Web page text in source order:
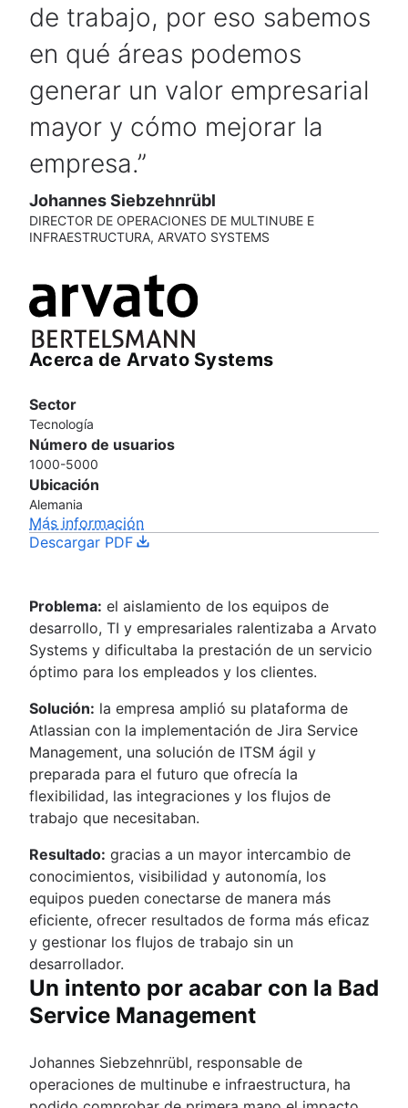
de trabajo, por eso sabemos
en qué áreas podemos
generar un valor empresarial
mayor y cómo mejorar la
empresa.
Johannes Siebzehnrübl
DIRECTOR DE OPERACIONES DE MULTINUBE E
INFRAESTRUCTURA, ARVATO SYSTEMS
Acerca de Arvato Systems
Sector
Tecnología
Número de usuarios
1000-5000
Ubicación
Alemania
Más información
Descargar PDF
Problema: el aislamiento de los equipos de
desarrollo, TI y empresariales ralentizaba a Arvato
Systems y dificultaba la prestación de un servicio
óptimo para los empleados y los clientes.
Solución: la empresa amplió su plataforma de
Atlassian con la implementación de Jira Service
Management, una solución de ITSM ágil y
preparada para el futuro que ofrecía la
flexibilidad, las integraciones y los flujos de
trabajo que necesitaban.
Resultado: gracias a un mayor intercambio de
conocimientos, visibilidad y autonomía, los
equipos pueden conectarse de manera más
eficiente, ofrecer resultados de forma más eficaz
y gestionar los flujos de trabajo sin un
desarrollador.
Un intento por acabar con la Bad
Service Management
Johannes Siebzehnrübl, responsable de
operaciones de multinube e infraestructura, ha